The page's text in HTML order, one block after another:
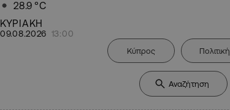
28.9 °C
ΚΥΡΙΑΚΗ
09.08.2026 13:00
Κύπρος Πολιτική